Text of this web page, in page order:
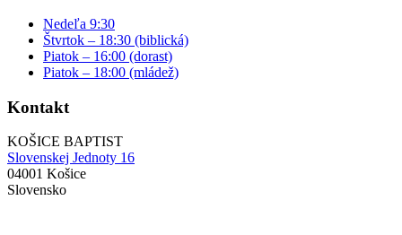
Nedeľa 9:30
Štvrtok – 18:30 (biblická)
Piatok – 16:00 (dorast)
Piatok – 18:00 (mládež)
Kontakt
KOŠICE BAPTIST
Slovenskej Jednoty 16
04001 Košice
Slovensko